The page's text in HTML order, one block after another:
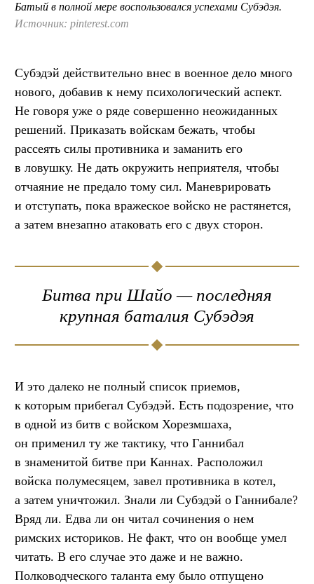
Батый в полной мере воспользовался успехами Субэдэя.
Источник: pinterest.com
Субэдэй действительно внес в военное дело много
нового, добавив к нему психологический аспект.
Не говоря уже о ряде совершенно неожиданных
решений. Приказать войскам бежать, чтобы
рассеять силы противника и заманить его
в ловушку. Не дать окружить неприятеля, чтобы
отчаяние не предало тому сил. Маневрировать
и отступать, пока вражеское войско не растянется,
а затем внезапно атаковать его с двух сторон.
Битва при Шайо — последняя
крупная баталия Субэдэя
И это далеко не полный список приемов,
к которым прибегал Субэдэй. Есть подозрение, что
в одной из битв с войском Хорезмшаха,
он применил ту же тактику, что Ганнибал
в знаменитой битве при Каннах. Расположил
войска полумесяцем, завел противника в котел,
а затем уничтожил. Знали ли Субэдэй о Ганнибале?
Вряд ли. Едва ли он читал сочинения о нем
римских историков. Не факт, что он вообще умел
читать. В его случае это даже и не важно.
Полководческого таланта ему было отпущено